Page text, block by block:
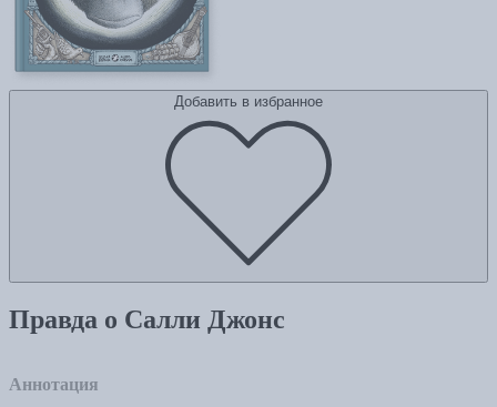
Добавить в избранное
Правда о Салли Джонс
Аннотация